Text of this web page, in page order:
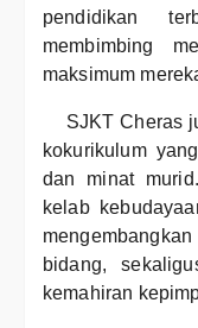
pendidikan
membimbing
maksimum
SJKT Cheras
kokurikulum
dan minat
kelab
bidang,
kemahiran